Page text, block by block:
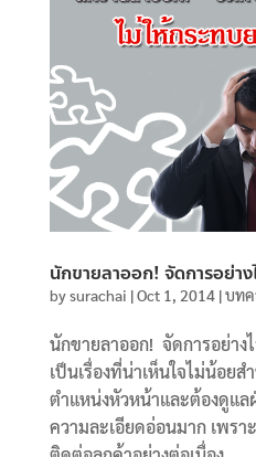
นักขายลาออก! จัดการอย่าง
bysurachai |Oct 1, 2014|บทค
นักขายลาออก! จัดการอย่าง
เป็นเรื่องที่น่าเห็นใจไม่น้อย
ตำแหน่งหัวหน้าและต้องดูแ
ความละเอียดอ่อนมาก เพร